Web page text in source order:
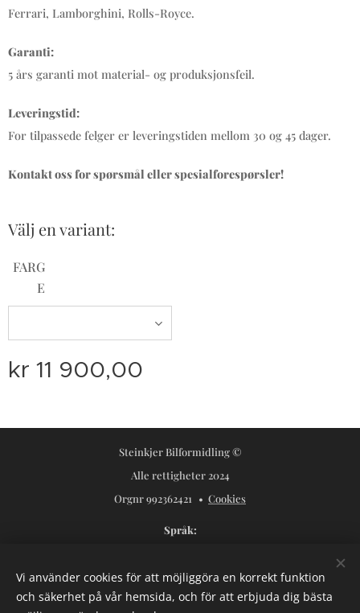
Ferrari, Lamborghini, Rolls-Royce.
Garanti:
5 års garanti mot material- og produksjonsfeil.
Leveringstid:
For tilpassede felger er leveringstiden mellom 30 og 45 dager.
Kontakt oss for spørsmål eller spesialforespørsler!
Välj en variant:
FARG
E
kr 11 900,00
Steinkjer Bilformidling ©
Alle rettigheter 2024
Orgnr 992362421
Cookies
Språk
Valutor
NOK kr
USD $ SEK kr
Vi använder cookies för att möjliggöra en korrekt funktion
och säkerhet på vår hemsida, och för att erbjuda dig bästa